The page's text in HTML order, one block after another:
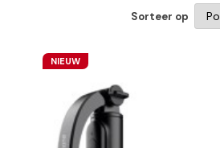
Sorteer op
NIEUW